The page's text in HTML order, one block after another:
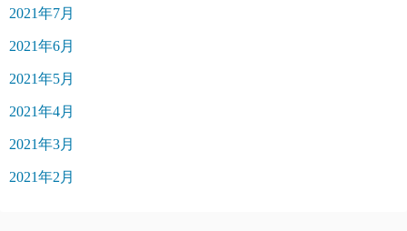
2021年7月
2021年6月
2021年5月
2021年4月
2021年3月
2021年2月